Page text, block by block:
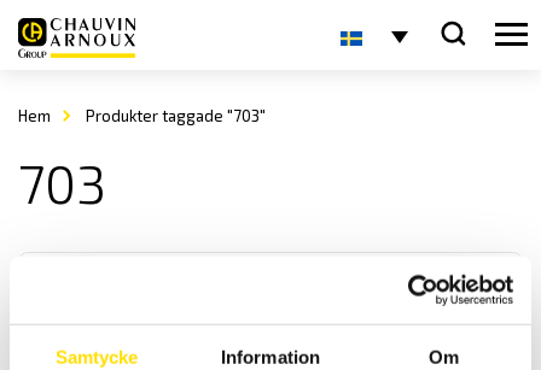
Samtycke Information Om
Hem Produkter taggade "703"
703